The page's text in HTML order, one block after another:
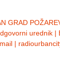
GRAD
urednik |
|